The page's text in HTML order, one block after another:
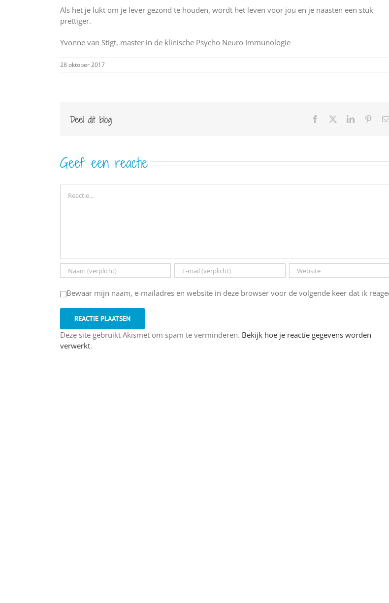
Als het je lukt om je lever gezond te houden, wordt het leven voor jou en je naasten een stuk
prettiger.
Yvonne van Stigt, master in de klinische Psycho Neuro Immunologie
28 oktober 2017
Deel dit blog Facebook LinkedIn
Geef een reactie
Bewaar mijn naam, e-mailadres en website in deze browser voor de volgende keer dat ik
Deze site gebruikt Akismet om spam te verminderen. Bekijk hoe je reactie gegevens worden
verwerkt.